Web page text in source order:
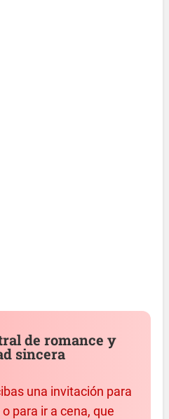
de romance y
sincera
una invitación para
para ir a cena, que